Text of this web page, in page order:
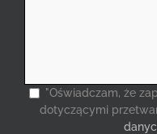
"Oświadczam, że
dotyczącymi